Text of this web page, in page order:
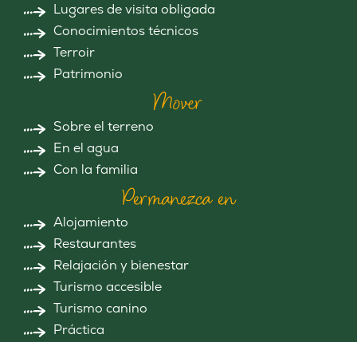
Lugares de visita obligada
Conocimientos técnicos
Terroir
Patrimonio
Mover
Sobre el terreno
En el agua
Con la familia
Permanezca en
Alojamiento
Restaurantes
Relajación y bienestar
Turismo accesible
Turismo canino
Práctica